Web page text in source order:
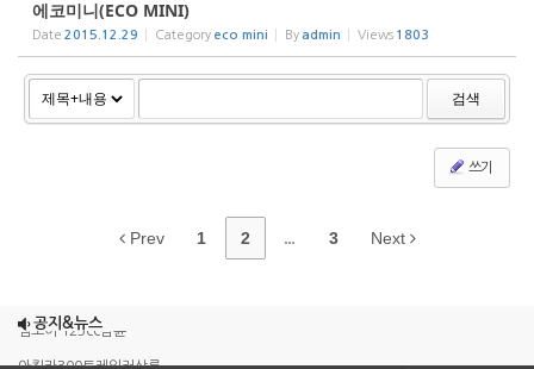
에코미니(ECO MINI)
Date 2015.12.29 Category eco mini By admin Views 1803
검색
쓰기
Prev 1 2 ... 3 Next
공지&뉴스
엠보이 125cc삼륜
아킬라300트레일러삼륜